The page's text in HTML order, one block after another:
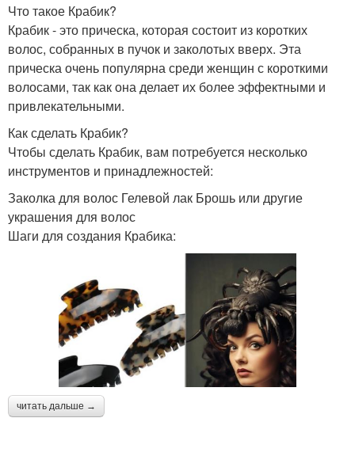
Что такое Крабик?
Крабик - это прическа, которая состоит из коротких
волос, собранных в пучок и заколотых вверх. Эта
прическа очень популярна среди женщин с короткими
волосами, так как она делает их более эффектными и
привлекательными.
Как сделать Крабик?
Чтобы сделать Крабик, вам потребуется несколько
инструментов и принадлежностей:
Заколка для волос Гелевой лак Брошь или другие
украшения для волос
Шаги для создания Крабика:
читать дальше →